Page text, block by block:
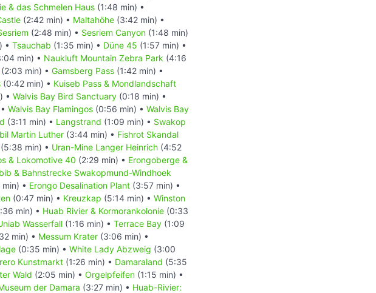
& das Schmelen Haus (1:48 min) •
(2:42 min) • Maltahöhe (3:42 min) •
(2:48 min) • Sesriem Canyon (1:48 min)
• Tsauchab (1:35 min) • Düne 45 (1:57 min) •
min) • Naukluft Mountain Zebra Park (4:16
(2:03 min) • Gamsberg Pass (1:42 min) •
(0:42 min) • Kuiseb Pass & Mondlandschaft
• Walvis Bay Bird Sanctuary (0:18 min) •
Walvis Bay Flamingos (0:56 min) • Walvis Bay
(3:11 min) • Langstrand (1:09 min) • Swakop
Martin Luther (3:44 min) • Fishrot Skandal
(5:38 min) • Uran-Mine Langer Heinrich (4:52
& Lokomotive 40 (2:29 min) • Erongoberge &
& Bahnstrecke Swakopmund-Windhoek
• Erongo Desalination Plant (3:57 min) •
(0:47 min) • Kreuzkap (5:14 min) • Winston
min) • Huab Rivier & Kormorankolonie (0:33
Wasserfall (1:16 min) • Terrace Bay (1:09
min) • Messum Krater (3:06 min) •
(0:35 min) • White Lady Abzweig (3:00
Kunstmarkt (1:26 min) • Damaraland (5:35
Wald (2:05 min) • Orgelpfeifen (1:15 min) •
der Damara (3:27 min) • Huab-Rivier: